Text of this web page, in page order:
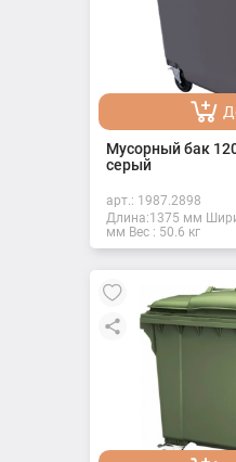
Мусорный бак
серый
арт.: 1987.2898
Длина:1375 мм
мм Вес : 50.6 кг